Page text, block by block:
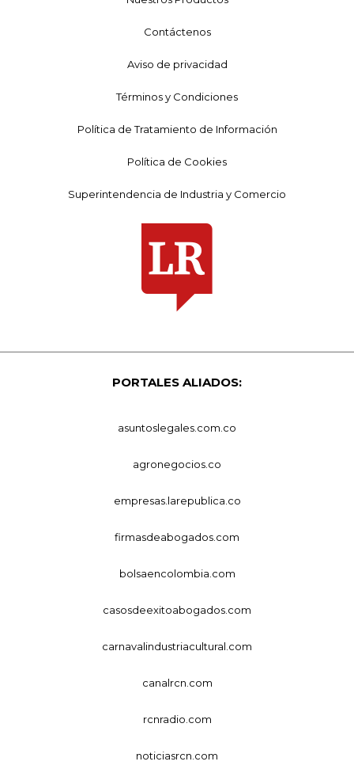
Contáctenos
Aviso de privacidad
Términos y Condiciones
Política de Tratamiento de Información
Política de Cookies
Superintendencia de Industria y Comercio
PORTALES ALIADOS:
asuntoslegales.com.co
agronegocios.co
empresas.larepublica.co
firmasdeabogados.com
bolsaencolombia.com
casosdeexitoabogados.com
carnavalindustriacultural.com
canalrcn.com
rcnradio.com
noticiasrcn.com